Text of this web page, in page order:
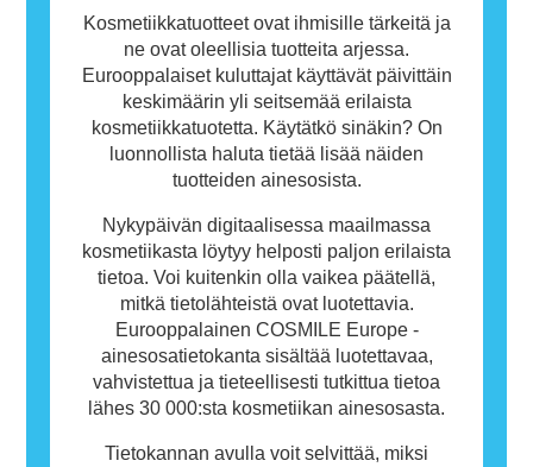
tarkoita, ettei muiden olisi turvallista käyttää
Kosmetiikkatuotteet ovat ihmisille tärkeitä ja
ne ovat oleellisia tuotteita arjessa.
Eurooppalaiset kuluttajat käyttävät päivittäin
keskimäärin yli seitsemää erilaista
kosmetiikkatuotetta. Käytätkö sinäkin? On
luonnollista haluta tietää lisää näiden
tuotteiden ainesosista.
Nykypäivän digitaalisessa maailmassa
kosmetiikasta löytyy helposti paljon erilaista
tietoa. Voi kuitenkin olla vaikea päätellä,
mitkä tietolähteistä ovat luotettavia.
Eurooppalainen COSMILE Europe -
ainesosatietokanta sisältää luotettavaa,
vahvistettua ja tieteellisesti tutkittua tietoa
lähes 30 000:sta kosmetiikan ainesosasta.
Tietokannan avulla voit selvittää, miksi